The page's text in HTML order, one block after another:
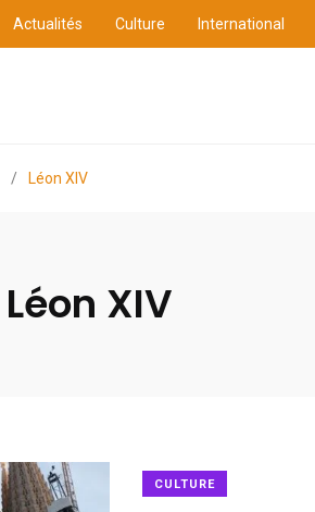
Actualités Culture International
/ Léon XIV
Léon XIV
CULTURE